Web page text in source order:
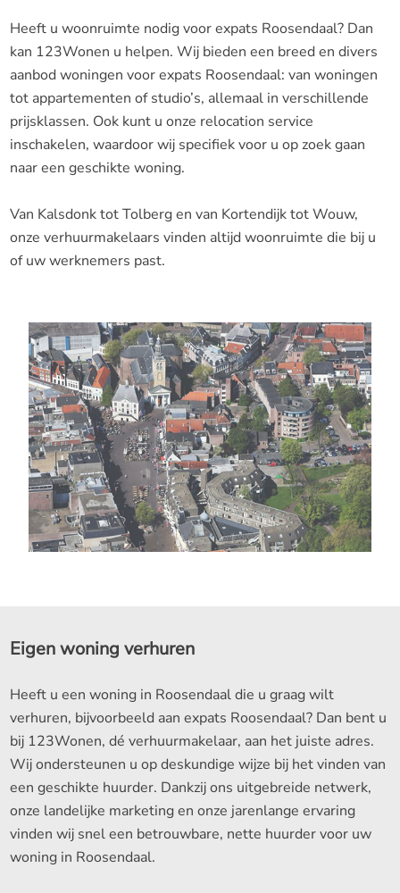
Heeft u woonruimte nodig voor expats Roosendaal? Dan
kan 123Wonen u helpen. Wij bieden een breed en divers
aanbod woningen voor expats Roosendaal: van woningen
tot appartementen of studio’s, allemaal in verschillende
prijsklassen. Ook kunt u onze relocation service
inschakelen, waardoor wij specifiek voor u op zoek gaan
naar een geschikte woning.
Van Kalsdonk tot Tolberg en van Kortendijk tot Wouw,
onze verhuurmakelaars vinden altijd woonruimte die bij u
of uw werknemers past.
Eigen woning verhuren
Heeft u een woning in Roosendaal die u graag wilt
verhuren, bijvoorbeeld aan expats Roosendaal? Dan bent u
bij 123Wonen, dé verhuurmakelaar, aan het juiste adres.
Wij ondersteunen u op deskundige wijze bij het vinden van
een geschikte huurder. Dankzij ons uitgebreide netwerk,
onze landelijke marketing en onze jarenlange ervaring
vinden wij snel een betrouwbare, nette huurder voor uw
woning in Roosendaal.